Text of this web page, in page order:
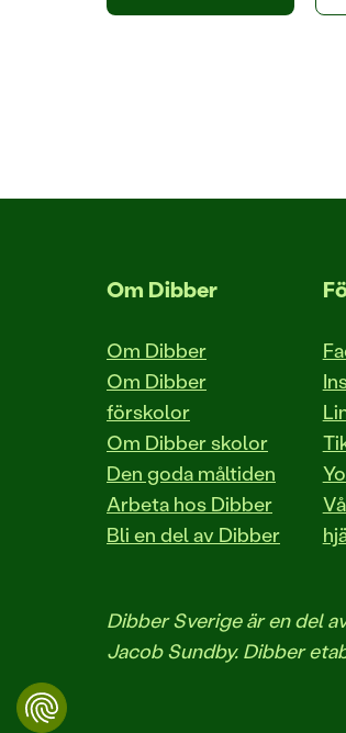
Om Dibber
Om Dibber
Om Dibber
förskolor
Om Dibber skolor
Den goda måltiden
Arbeta hos Dibber
Bli en del av Dibber
Dibber Sverige är en del
Jacob Sundby. Dibber